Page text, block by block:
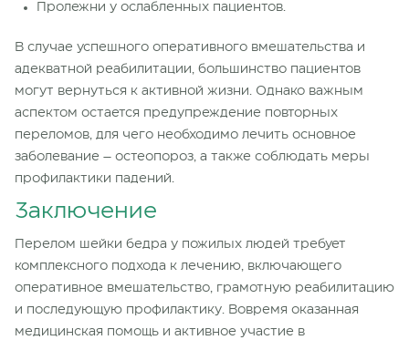
Пролежни у ослабленных пациентов.
В случае успешного оперативного вмешательства и
адекватной реабилитации, большинство пациентов
могут вернуться к активной жизни. Однако важным
аспектом остается предупреждение повторных
переломов, для чего необходимо лечить основное
заболевание – остеопороз, а также соблюдать меры
профилактики падений.
Заключение
Перелом шейки бедра у пожилых людей требует
комплексного подхода к лечению, включающего
оперативное вмешательство, грамотную реабилитацию
и последующую профилактику. Вовремя оказанная
медицинская помощь и активное участие в